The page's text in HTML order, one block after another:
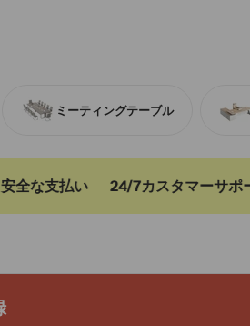
フィス家具で、社員の作業効率と快適性
フィス空間を手に入れましょう。
ミーティングテーブル
全な支払い 24/7カスタマーサポー